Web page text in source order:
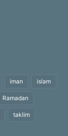
iman islam
Ramadan
taklim